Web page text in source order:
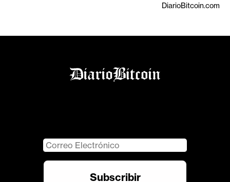
DiarioBitcoin.com